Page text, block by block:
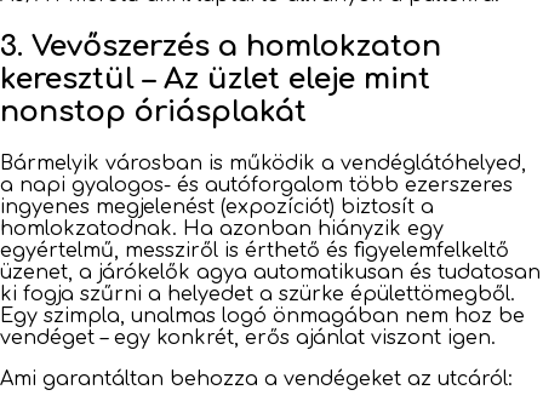
3. Vevőszerzés a homlokzaton
keresztül – Az üzlet eleje mint
nonstop óriásplakát
Bármelyik városban is működik a vendéglátóhelyed,
a napi gyalogos- és autóforgalom több ezerszeres
ingyenes megjelenést (expozíciót) biztosít a
homlokzatodnak. Ha azonban hiányzik egy
egyértelmű, messziről is érthető és figyelemfelkeltő
üzenet, a járókelők agya automatikusan és tudatosan
ki fogja szűrni a helyedet a szürke épülettömegből.
Egy szimpla, unalmas logó önmagában nem hoz be
vendéget – egy konkrét, erős ajánlat viszont igen.
Ami garantáltan behozza a vendégeket az utcáról: